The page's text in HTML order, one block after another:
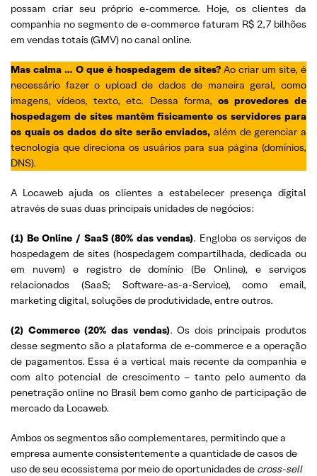
possam criar seu próprio e-commerce. Hoje, os clientes da
companhia no segmento de e-commerce faturam R$ 2,7 bilhões
em vendas totais (GMV) no canal online.
Mas calma … O que é hospedagem de sites?Ao criar um site, é
necessário fazer o upload de dados de maneira geral, como
imagens, vídeos, texto, etc. Dessa forma, os provedores de
hospedagem de sites mantêm fisicamente os servidores para
os quais os dados do site serão enviados, além de gerenciar a
tecnologia que direciona os usuários para sua página (domínios,
DNS).
A Locaweb ajuda os clientes a estabelecer presença digital
através de suas duas principais unidades de negócios:
(1) Be Online / SaaS (80% das vendas). Engloba os serviços de
hospedagem de sites (hospedagem compartilhada, dedicada ou
em nuvem) e registro de domínio (Be Online), e serviços
relacionados (SaaS; Software-as-a-Service), como email,
marketing digital, soluções de produtividade, entre outros.
(2) Commerce (20% das vendas). Os dois principais produtos
desse segmento são a plataforma de e-commerce e a operação
de pagamentos. Essa é a vertical mais recente da companhia e
com alto potencial de crescimento – tanto pelo aumento da
penetração online no Brasil bem como ganho de participação de
mercado da Locaweb.
Ambos os segmentos são complementares, permitindo que a
empresa aumente consistentemente a quantidade de casos de
uso de seu ecossistema por meio de oportunidades de cross-sell